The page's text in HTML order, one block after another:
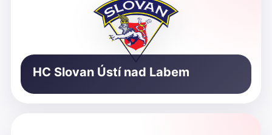
HC Slovan Ústí nad Labem